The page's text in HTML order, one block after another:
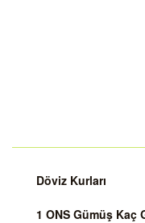
Döviz Kurları
1 ONS Gümüş Kaç